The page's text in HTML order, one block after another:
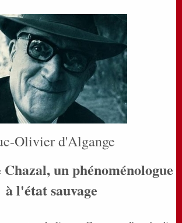
Olivier d'Algange
un phénoménologue
à l'état sauvage